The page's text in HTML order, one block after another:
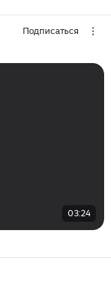
Подписаться
03:24